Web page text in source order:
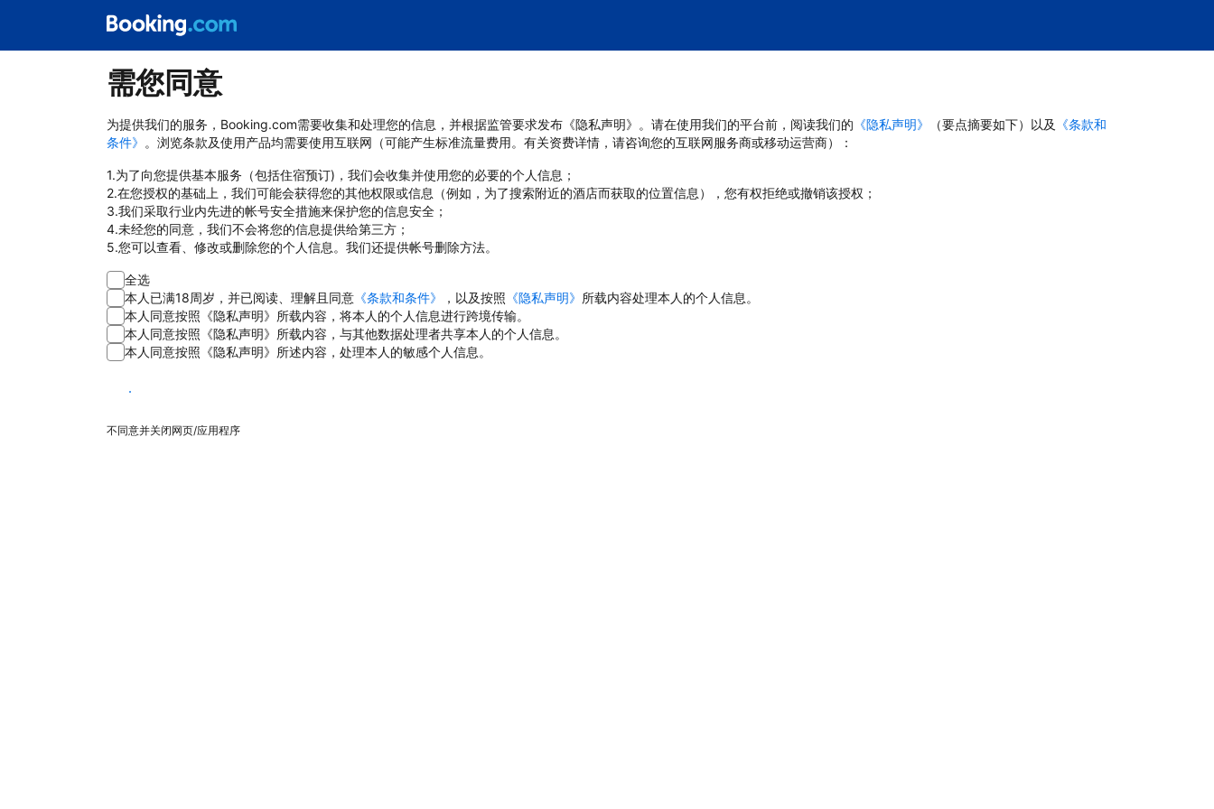
需您同意
为提供我们的服务，Booking.com需要收集和处理您的信息，并根据监管要求发布《隐私声明》。请在使用我们的平台前，阅读我们的 《隐私声明》 （要点摘要如下）以及 《条款和
条件》 。浏览条款及使用产品均需要使用互联网（可能产生标准流量费用。有关资费详情，请咨询您的互联网服务商或移动运营商）：
1.为了向您提供基本服务（包括住宿预订)，我们会收集并使用您的必要的个人信息；
2.在您授权的基础上，我们可能会获得您的其他权限或信息（例如，为了搜索附近的酒店而获取的位置信息），您有权拒绝或撤销该授权；
3.我们采取行业内先进的帐号安全措施来保护您的信息安全；
4.未经您的同意，我们不会将您的信息提供给第三方；
5.您可以查看、修改或删除您的个人信息。我们还提供帐号删除方法。
全选
本人已满18周岁，并已阅读、理解且同意 《条款和条件》 ，以及按照 《隐私声明》 所载内容处理本人的个人信息。
本人同意按照《隐私声明》所载内容，将本人的个人信息进行跨境传输。
本人同意按照《隐私声明》所载内容，与其他数据处理者共享本人的个人信息。
本人同意按照《隐私声明》所述内容，处理本人的敏感个人信息。
同意
不同意并关闭网页/应用程序